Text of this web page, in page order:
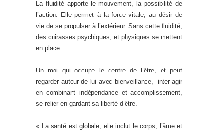
La fluidité apporte le mouvement, la possibilité de
l’action. Elle permet à la force vitale, au désir de
vie de se propulser à l’extérieur. Sans cette fluidité,
des cuirasses psychiques, et physiques se mettent
en place.
Un moi qui occupe le centre de l’être, et peut
regarder autour de lui avec bienveillance, inter-agir
en combinant indépendance et accomplissement,
se relier en gardant sa liberté d’être.
« La santé est globale, elle inclut le corps, l’âme et